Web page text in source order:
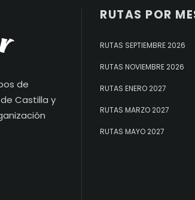
de
Castilla y
RUTAS POR
RUTAS SEPTIEMBRE 2026
RUTAS NOVIEMBRE 2026
RUTAS ENERO 2027
RUTAS MARZO 2027
RUTAS MAYO 2027